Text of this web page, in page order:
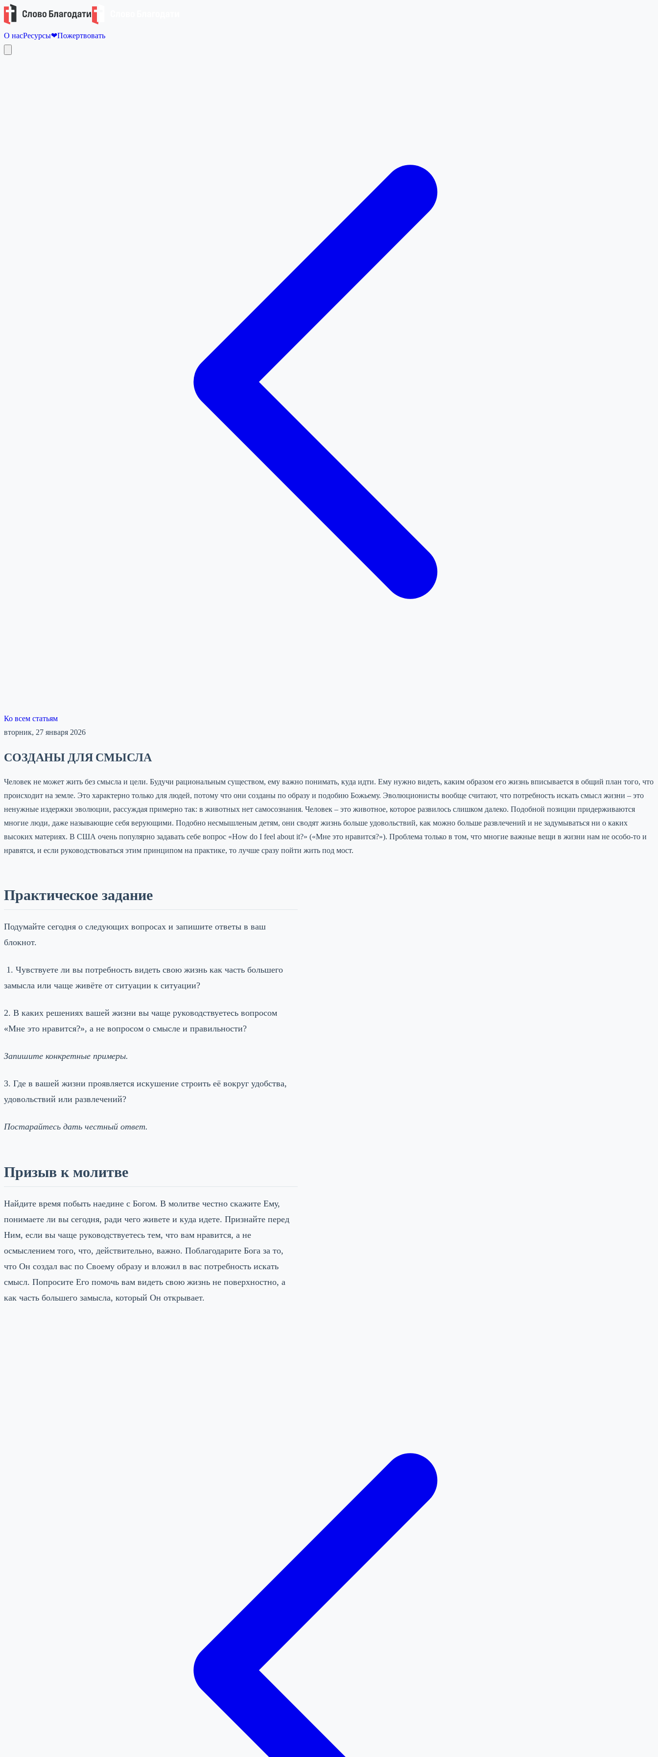
О насРесурсы❤Пожертвовать
Ко всем статьям
вторник, 27 января 2026
СОЗДАНЫ ДЛЯ СМЫСЛА
Человек не может жить без смысла и цели. Будучи рациональным существом, ему важно понимать, куда идти. Ему нужно видеть, каким образом его жизнь вписывается в общий план того, что
происходит на земле. Это характерно только для людей, потому что они созданы по образу и подобию Божьему. Эволюционисты вообще считают, что потребность искать смысл жизни – это
ненужные издержки эволюции, рассуждая примерно так: в животных нет самосознания. Человек – это животное, которое развилось слишком далеко. Подобной позиции придерживаются
многие люди, даже называющие себя верующими. Подобно несмышленым детям, они сводят жизнь больше удовольствий, как можно больше развлечений и не задумываться ни о каких
высоких материях. В США очень популярно задавать себе вопрос «How do I feel about it?» («Мне это нравится?»). Проблема только в том, что многие важные вещи в жизни нам не особо-то и
нравятся, и если руководствоваться этим принципом на практике, то лучше сразу пойти жить под мост.
Практическое задание
Подумайте сегодня о следующих вопросах и запишите ответы в ваш
блокнот.
1. Чувствуете ли вы потребность видеть свою жизнь как часть большего
замысла или чаще живёте от ситуации к ситуации?
2. В каких решениях вашей жизни вы чаще руководствуетесь вопросом
«Мне это нравится?», а не вопросом о смысле и правильности?
Запишите конкретные примеры.
3. Где в вашей жизни проявляется искушение строить её вокруг удобства,
удовольствий или развлечений?
Постарайтесь дать честный ответ.
Призыв к молитве
Найдите время побыть наедине с Богом. В молитве честно скажите Ему,
понимаете ли вы сегодня, ради чего живете и куда идете. Признайте перед
Ним, если вы чаще руководствуетесь тем, что вам нравится, а не
осмыслением того, что, действительно, важно. Поблагодарите Бога за то,
что Он создал вас по Своему образу и вложил в вас потребность искать
смысл. Попросите Его помочь вам видеть свою жизнь не поверхностно, а
как часть большего замысла, который Он открывает.